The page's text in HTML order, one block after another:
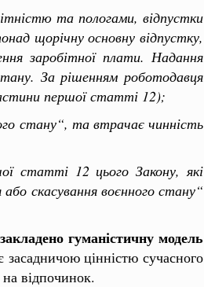
та пологами, відпустки
щорічну основну відпустку,
заробітної плати. Надання
За рішенням роботодавця
першої статті 12);
стану“, та втрачає чинність
статті 12 цього Закону, які
скасування воєнного стану“
гуманістичну модель
засадничою цінністю сучасного
відпочинок.